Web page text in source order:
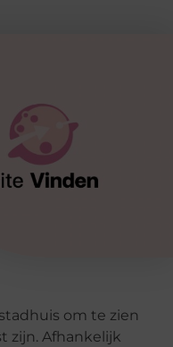
om te zien
zijn. Afhankelijk